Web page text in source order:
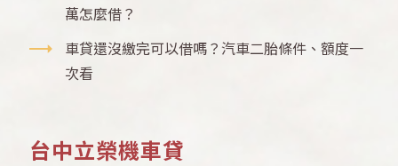
萬怎麼借？
車貸還沒繳完可以借嗎？汽車二胎條件、額度一
次看
台中立榮機車貸